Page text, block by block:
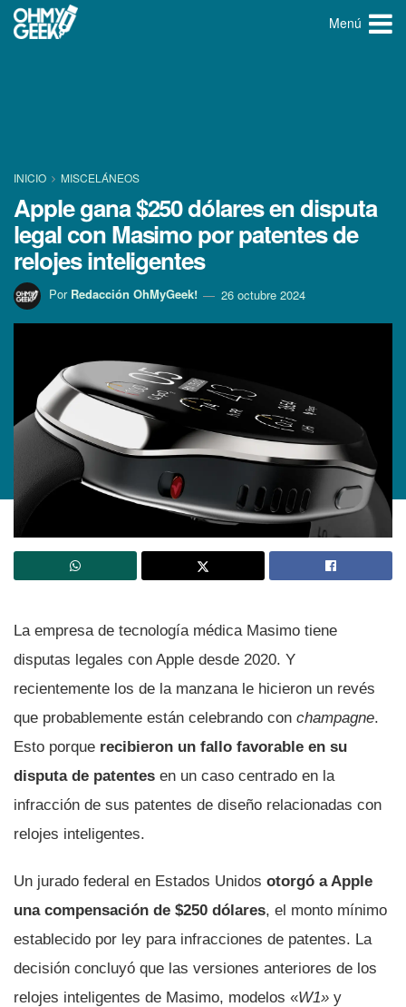
Menú
INICIO MISCELÁNEOS
Apple gana $250 dólares en disputa
legal con Masimo por patentes de
relojes inteligentes
Por Redacción OhMyGeek! 26 octubre 2024
La empresa de tecnología médica Masimo tiene
disputas legales con Apple desde 2020. Y
recientemente los de la manzana le hicieron un revés
que probablemente están celebrando con champagne.
Esto porque recibieron un fallo favorable en su
disputa de patentes en un caso centrado en la
infracción de sus patentes de diseño relacionadas con
relojes inteligentes.
Un jurado federal en Estados Unidos otorgó a Apple
una compensación de $250 dólares, el monto mínimo
establecido por ley para infracciones de patentes. La
decisión concluyó que las versiones anteriores de los
relojes inteligentes de Masimo, modelos «W1» y